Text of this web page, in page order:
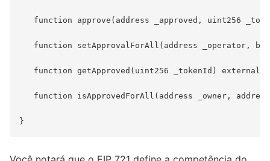
function approve(address _approved, uint256
function setApprovalForAll(address _operator,
function getApproved(uint256 _tokenId) external
function isApprovedForAll(address _owner,